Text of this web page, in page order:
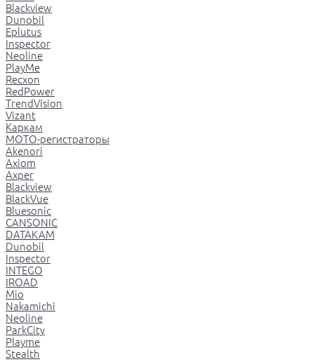
Blackview
Dunobil
Eplutus
Inspector
Neoline
PlayMe
Recxon
RedPower
TrendVision
Vizant
Каркам
МОТО-регистраторы
Akenori
Axiom
Axper
Blackview
BlackVue
Bluesonic
CANSONIC
DATAKAM
Dunobil
Inspector
INTEGO
IROAD
Mio
Nakamichi
Neoline
ParkCity
Playme
Stealth